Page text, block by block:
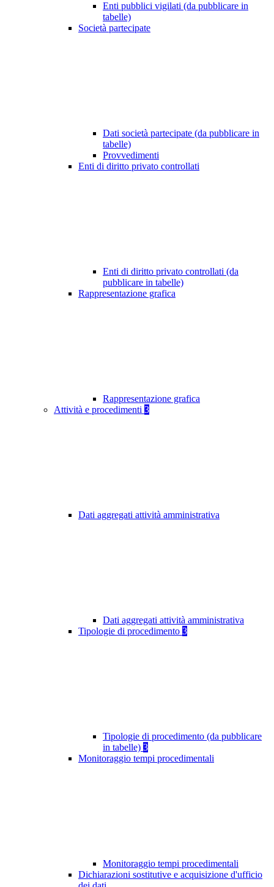
Enti pubblici vigilati (da pubblicare in
tabelle)
Società partecipate
Dati società partecipate (da pubblicare in
tabelle)
Provvedimenti
Enti di diritto privato controllati
Enti di diritto privato controllati (da
pubblicare in tabelle)
Rappresentazione grafica
Rappresentazione grafica
Attività e procedimenti 3
Dati aggregati attività amministrativa
Dati aggregati attività amministrativa
Tipologie di procedimento 3
Tipologie di procedimento (da pubblicare
in tabelle) 3
Monitoraggio tempi procedimentali
Monitoraggio tempi procedimentali
Dichiarazioni sostitutive e acquisizione d'ufficio